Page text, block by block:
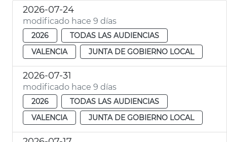
2026-07-24
modificado hace 9 días
2026
TODAS LAS AUDIENCIAS
VALENCIA
JUNTA DE GOBIERNO LOCAL
2026-07-31
modificado hace 9 días
2026
TODAS LAS AUDIENCIAS
VALENCIA
JUNTA DE GOBIERNO LOCAL